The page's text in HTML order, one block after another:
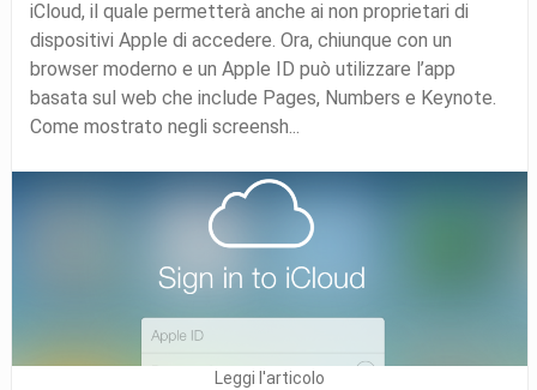
iCloud, il quale permetterà anche ai non proprietari di
dispositivi Apple di accedere. Ora, chiunque con un
browser moderno e un Apple ID può utilizzare l’app
basata sul web che include Pages, Numbers e Keynote.
Come mostrato negli screensh...
Leggi l'articolo